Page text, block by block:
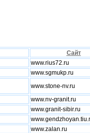
Сайт
www.rius72.ru
www.sgmukp.ru
www.stone-nv.ru
www.nv-granit.ru
www.granit-sibir.ru
www.zalan.ru